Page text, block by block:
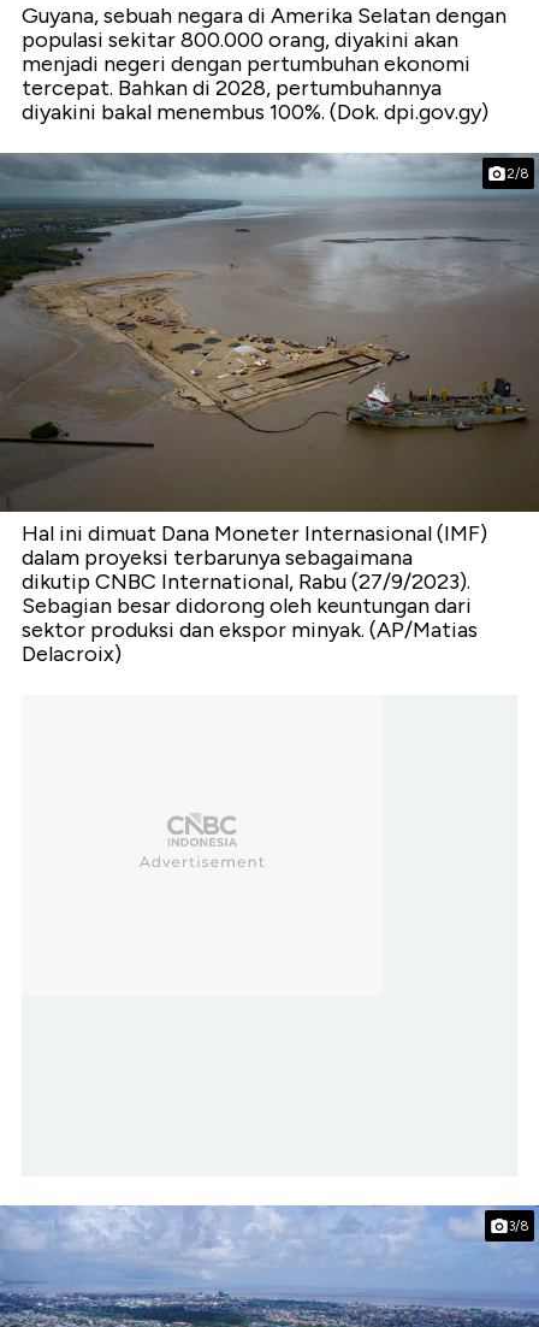
Guyana, sebuah negara di Amerika Selatan dengan
populasi sekitar 800.000 orang, diyakini akan
menjadi negeri dengan pertumbuhan ekonomi
tercepat. Bahkan di 2028, pertumbuhannya
diyakini bakal menembus 100%. (Dok. dpi.gov.gy)
2/8
Hal ini dimuat Dana Moneter Internasional (IMF)
dalam proyeksi terbarunya sebagaimana
dikutip CNBC International, Rabu (27/9/2023).
Sebagian besar didorong oleh keuntungan dari
sektor produksi dan ekspor minyak. (AP/Matias
Delacroix)
3/8